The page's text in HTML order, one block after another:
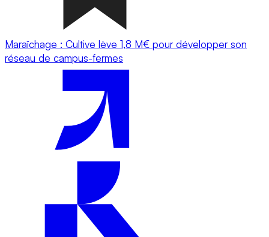
Maraîchage : Cultive lève 1,8 M€ pour développer son
réseau de campus-fermes